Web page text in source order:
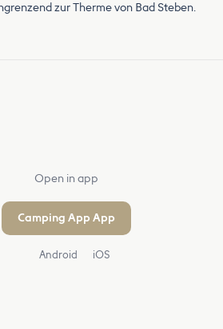
zur Therme von Bad Steben.
Open in app
Camping App App
Android iOS